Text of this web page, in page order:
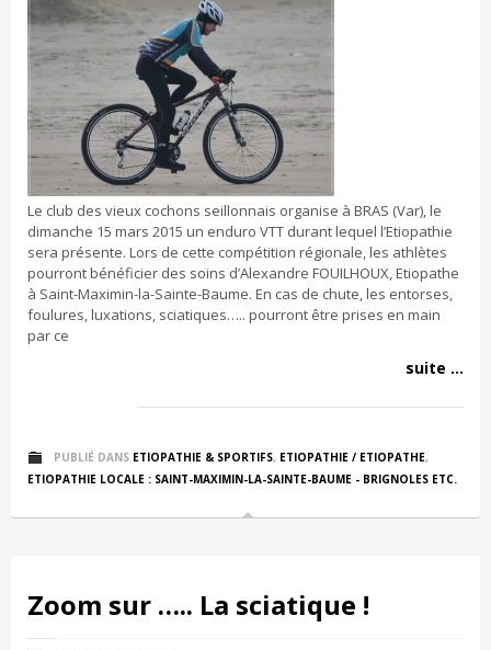
Le club des vieux cochons seillonnais organise à BRAS (Var), le
dimanche 15 mars 2015 un enduro VTT durant lequel l’Etiopathie
sera présente. Lors de cette compétition régionale, les athlètes
pourront bénéficier des soins d’Alexandre FOUILHOUX, Etiopathe
à Saint-Maximin-la-Sainte-Baume. En cas de chute, les entorses,
foulures, luxations, sciatiques….. pourront être prises en main
par ce
suite ...
PUBLIÉ DANS ETIOPATHIE & SPORTIFS, ETIOPATHIE / ETIOPATHE,
ETIOPATHIE LOCALE : SAINT-MAXIMIN-LA-SAINTE-BAUME - BRIGNOLES ETC.
Zoom sur ….. La sciatique !